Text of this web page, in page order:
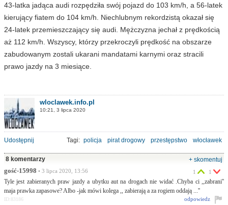
43-latka jadąca audi rozpędziła swój pojazd do 103 km/h, a 56-latek
kierujący fiatem do 104 km/h. Niechlubnym rekordzistą okazał się
24-latek przemieszczający się audi. Mężczyzna jechał z prędkością
aż 112 km/h. Wszyscy, którzy przekroczyli prędkość na obszarze
zabudowanym zostali ukarani mandatami karnymi oraz stracili
prawo jazdy na 3 miesiące.
wloclawek.info.pl
10:21, 3 lipca 2020
Udostępnij Tagi: policja pirat drogowy przestępstwo włocławek
8 komentarzy
+ skomentuj
gość-15998 • 3 lipca 2020, 13:56
Tyle jest zabieranych praw jazdy a ubytku aut na drogach nie widać .Chyba ci ,,zabrani''
maja prawka zapasowe? Albo -jak mówi kolega ,, zabierają a za rogiem oddają ...''
1 1
odpowiedz
ID:83186